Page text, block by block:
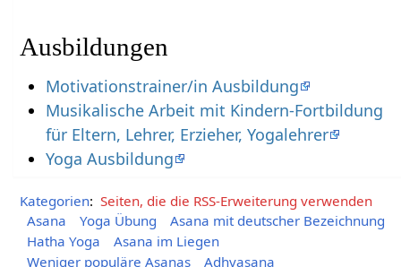
Ausbildungen
Motivationstrainer/in Ausbildung
Musikalische Arbeit mit Kindern-Fortbildung
für Eltern, Lehrer, Erzieher, Yogalehrer
Yoga Ausbildung
Kategorien: Seiten, die die RSS-Erweiterung verwenden
Asana
Yoga Übung
Asana mit deutscher Bezeichnung
Hatha Yoga
Asana im Liegen
Weniger populäre Asanas
Adhvasana